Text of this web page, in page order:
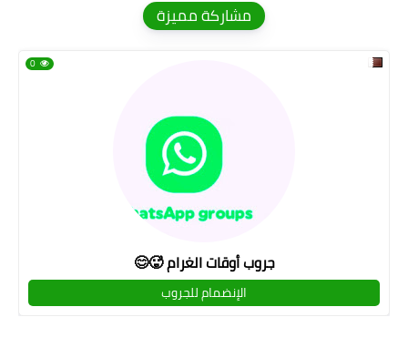
مشاركة مميزة
جروب أوقات الغرام 🥵😊
0
الإنضمام للجروب